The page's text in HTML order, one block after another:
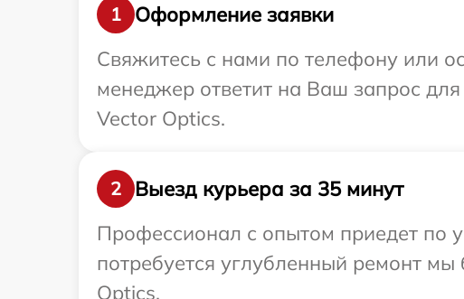
1
Оформление заявки
Свяжитесь с нами по телефону или
менеджер ответит на Ваш запрос
Vector Optics.
2
Выезд курьера за 35 минут
Профессионал с опытом приедет по
потребуется углубленный ремонт мы
Optics.